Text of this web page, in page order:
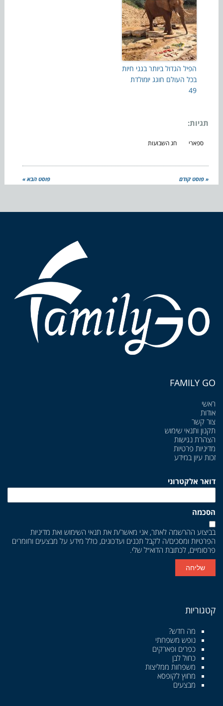
הפיל הגדול ביותר בגני חיות
בכל העולם חוגג יומולדת
49
תגיות:
ספארי חג השבועות
« פוסט קודם פוסט הבא »
FAMILY GO
ראשי
אודות
צור קשר
תקנון ותנאי שימוש
הצהרת נגישות
מדיניות פרטיות
זכות עיון במידע
דואר אלקטרוני
הסכמה
בביצוע ההרשמה לאתר, אני מאשר/ת את תנאי השימוש ואת מדיניות
הפרטיות ומסכים/ה לקבל תכנים ועדכונים, כולל מידע על מבצעים וחומרים
פרסומיים, לכתובת הדוא״ל שלי.
שליחה
קטגוריות
מה חדש?
נופש משפחתי
כפרים ופארקים
כחול לבן
משפחות ממליצות
מחוץ לקופסא
מבצעים